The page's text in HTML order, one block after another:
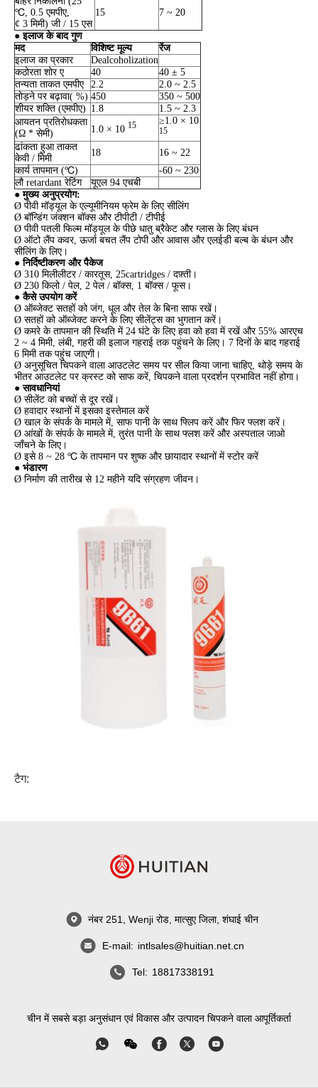
℃, 0.5 एमपीए,
¢ 3 मिमी) जी / 15 एस
15 7 ~ 20
● इलाज के बाद गुण
मद
विशिष्ट मूल्य
रेंज
इलाज का प्रकार
Dealcoholization
कठोरता शोर ए
40
40 ± 5
तन्यता ताकत एमपीए
2.2
2.0 ~ 2.5
तोड़ने पर बढ़ावा( %) 450
350 ~ 500
शीयर शक्ति (एमपीए) 1.8
1.5 ~ 2.3
आयतन प्रतिरोधकता
(Ω * सेमी)
1.0 × 10 15 ≥1.0 × 10
15
ढांकता हुआ ताकत
केवी / मिमी
18
16 ~ 22
कार्य तापमान (℃)
-60 ~ 230
लौ retardant रेटिंग
यूएल 94 एचबी
● मुख्य अनुप्रयोग:
Ø पीवी मॉड्यूल के एल्यूमीनियम फ्रेम के लिए सीलिंग
Ø बॉन्डिंग जंक्शन बॉक्स और टीपीटी / टीपीई
Ø पीवी पतली फिल्म मॉड्यूल के पीछे धातु ब्रैकेट और ग्लास के लिए बंधन
Ø ऑटो लैंप कवर, ऊर्जा बचत लैंप टोपी और आवास और एलईडी बल्ब के बंधन और
सीलिंग के लिए।
● निर्दिष्टीकरण और पैकेज
Ø 310 मिलीलीटर / कारतूस, 25cartridges / दफ़्ती।
Ø 230 किलो / पेल, 2 पेल / बॉक्स, 1 बॉक्स / फूस।
● कैसे उपयोग करें
Ø ऑब्जेक्ट सतहों को जंग, धूल और तेल के बिना साफ रखें।
Ø सतहों को ऑब्जेक्ट करने के लिए सीलेंट्स का भुगतान करें।
Ø कमरे के तापमान की स्थिति में 24 घंटे के लिए हवा को हवा में रखें और 55% आरएच
2 ~ 4 मिमी, लंबी, गहरी की इलाज गहराई तक पहुंचने के लिए। 7 दिनों के बाद गहराई
6 मिमी तक पहुंच जाएगी।
Ø अनुसूचित चिपकने वाला आउटलेट समय पर सील किया जाना चाहिए, थोड़े समय के
भीतर आउटलेट पर क्रस्ट को साफ करें, चिपकने वाला प्रदर्शन प्रभावित नहीं होगा।
● सावधानियां
Ø सीलेंट को बच्चों से दूर रखें।
Ø हवादार स्थानों में इसका इस्तेमाल करें
Ø खाल के संपर्क के मामले में, साफ पानी के साथ फ्लिप करें और फिर फ्लश करें।
Ø आंखों के संपर्क के मामले में, तुरंत पानी के साथ फ्लश करें और अस्पताल जाओ
जाँचने के लिए।
Ø इसे 8 ~ 28 ℃ के तापमान पर शुष्क और छायादार स्थानों में स्टोर करें
● भंडारण
Ø निर्माण की तारीख से 12 महीने यदि संग्रहण जीवन।
टैग:
नंबर 251, Wenji रोड, मात्सुए जिला, शंघाई चीन
E-mail: intlsales@huitian.net.cn
Tel: 18817338191
चीन में सबसे बड़ा अनुसंधान एवं विकास और उत्पादन चिपकने वाला आपूर्तिकर्ता